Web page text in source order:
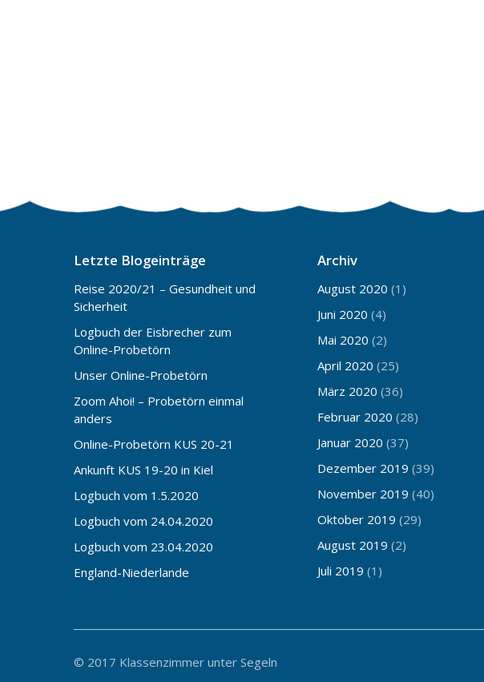
Letzte Blogeinträge
Reise 2020/21 – Gesundheit und
Sicherheit
Logbuch der Eisbrecher zum
Online-Probetörn
Unser Online-Probetörn
Zoom Ahoi! – Probetörn einmal
anders
Online-Probetörn KUS 20-21
Ankunft KUS 19-20 in Kiel
Logbuch vom 1.5.2020
Logbuch vom 24.04.2020
Logbuch vom 23.04.2020
England-Niederlande
Archiv
August 2020 (1)
Juni 2020 (4)
Mai 2020 (2)
April 2020 (25)
März 2020 (36)
Februar 2020 (28)
Januar 2020 (37)
Dezember 2019 (39)
November 2019 (40)
Oktober 2019 (29)
August 2019 (2)
Juli 2019 (1)
© 2017 Klassenzimmer unter Segeln